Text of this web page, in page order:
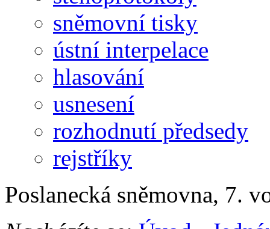
sněmovní tisky
ústní interpelace
hlasování
usnesení
rozhodnutí předsedy
rejstříky
Poslanecká sněmovna, 7.